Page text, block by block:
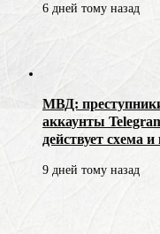
6 дней тому назад
МВД:
аккаунты
действует схема
9 дней тому назад